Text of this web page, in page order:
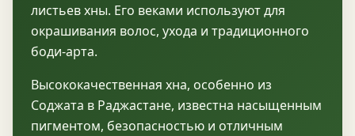
листьев хны. Его веками используют для
окрашивания волос, ухода и традиционного
боди-арта.
Высококачественная хна, особенно из
Соджата в Раджастане, известна насыщенным
пигментом, безопасностью и отличным